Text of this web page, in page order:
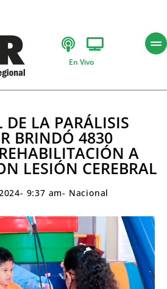
En Vivo
LA PARÁLISIS
BRINDÓ 4830
A
LESIÓN CEREBRAL
- 9:37 am- Nacional